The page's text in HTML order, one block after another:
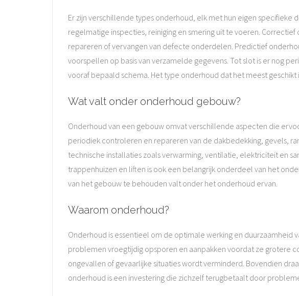
Er zijn verschillende types onderhoud, elk met hun eigen
regelmatige inspecties, reiniging en smering uit te voeren.
repareren of vervangen van defecte onderdelen. Predictief
voorspellen op basis van verzamelde gegevens. Tot slot is er nog
vooraf bepaald schema. Het type onderhoud dat het meest
Wat valt onder onderhoud gebouw?
Onderhoud van een gebouw omvat verschillende aspecten die
periodiek controleren en repareren van de dakbedekking, gevels,
technische installaties zoals verwarming, ventilatie, elektriciteit en
trappenhuizen en liften is ook een belangrijk onderdeel van het
van het gebouw te behouden valt onder het onderhoud ervan.
Waarom onderhoud?
Onderhoud is essentieel om de optimale werking en
problemen vroegtijdig opsporen en aanpakken voordat ze grotere
ongevallen of gevaarlijke situaties wordt verminderd. Bovendien
onderhoud is een investering die zichzelf terugbetaalt door